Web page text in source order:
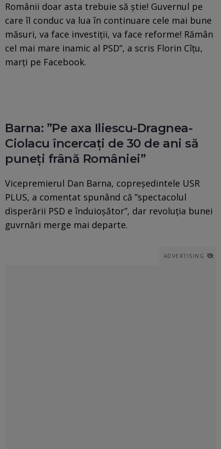
Românii doar asta trebuie să ştie! Guvernul pe
care îl conduc va lua în continuare cele mai bune
măsuri, va face investiţii, va face reforme! Rămân
cel mai mare inamic al PSD”, a scris Florin Cîţu,
marţi pe Facebook.
Barna: ”Pe axa Iliescu-Dragnea-
Ciolacu încercaţi de 30 de ani să
puneţi frână României”
Vicepremierul Dan Barna, copreședintele USR
PLUS, a comentat spunând că ”spectacolul
disperării PSD e înduioşător”, dar revoluţia bunei
guvrnări merge mai departe.
ADVERTISING